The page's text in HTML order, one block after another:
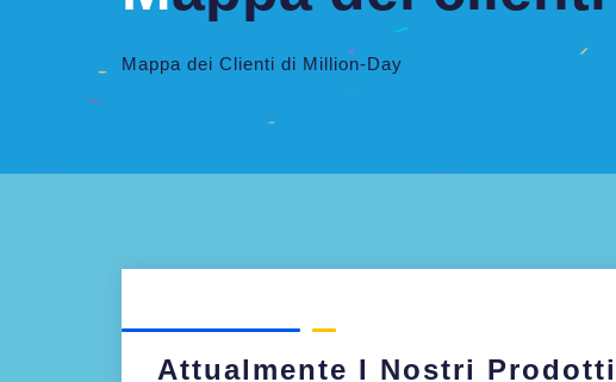
Mappa dei Clienti di Million-Day
Attualmente I Nostri